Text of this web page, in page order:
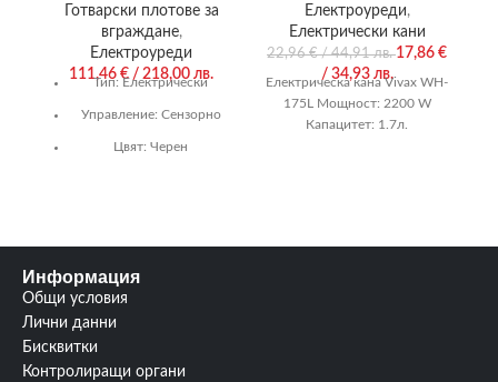
Готварски плотове за
вграждане,
Електроуреди
111,46 €/ 218,00 лв.
Тип: Електрически
Управление: Сензорно
Цвят: Черен
Електроуреди,
Електрически кани
22,96€/ 44,91 лв.17,86 €
/ 34,93 лв.
Електрическа кана Vivax WH-
175L Мощност: 2200 W
Капацитет: 1.7л.
Информация
Общи условия
Лични данни
Бисквитки
Контролиращи органи